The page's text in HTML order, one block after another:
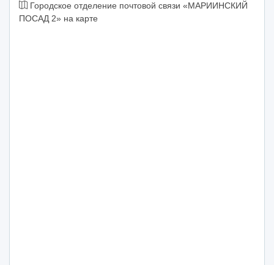
Городское отделение почтовой связи «МАРИИНСКИЙ
ПОСАД 2» на карте